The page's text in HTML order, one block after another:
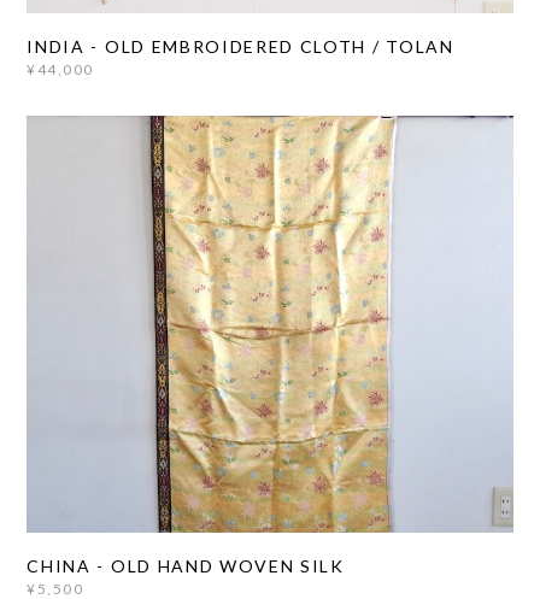
INDIA - OLD EMBROIDERED CLOTH / TOLAN
¥44,000
CHINA - OLD HAND WOVEN SILK
¥5,500